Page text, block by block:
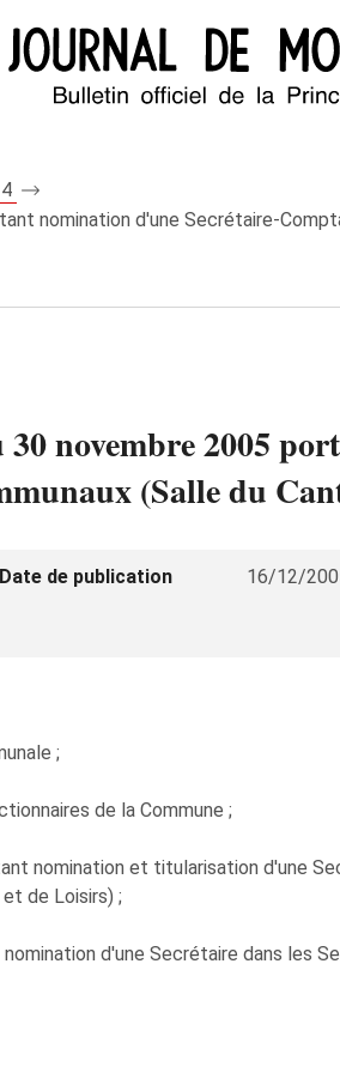
nomination d'une Secrétaire-
novembre 2005
(Salle du
Date de publication 16/12/
;
de la Commune ;
nomination et titularisation d'une
de Loisirs) ;
d'une Secrétaire dans les